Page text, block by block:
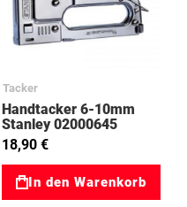
Tacker
Handtacker 6-10mm
Stanley 02000645
18,90 €
In den Warenkorb